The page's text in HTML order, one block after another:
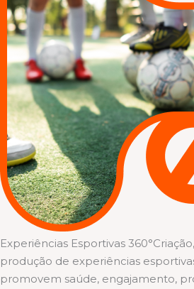
Experiências Esportivas
produção de experiências
promovem saúde, engajamento,